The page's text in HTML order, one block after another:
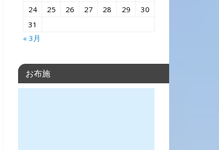
24
25 26 27 28 29
30
31
« 3月
お布施